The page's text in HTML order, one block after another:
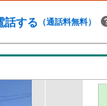
※1件～3件ご見学の場
話する （通話料無料）